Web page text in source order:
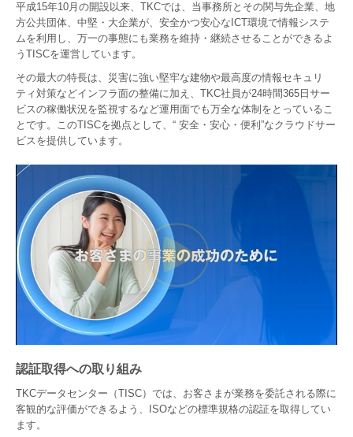
平成15年10月の開設以来、TKCでは、当事務所とその関与先企業、地
方公共団体、中堅・大企業が、安全かつ安心なICT環境で情報システ
ムを利用し、万一の事態にも業務を維持・継続させることができるよ
うTISCを運営しています。
その最大の特長は、災害に強い堅牢な建物や最高度の情報セキュリ
ティ対策などインフラ面の整備に加え、TKC社員が24時間365日サー
ビスの稼働状況を監視するなど運用面でも万全な体制をとっているこ
とです。このTISCを拠点として、“ 安全・安心・便利”なクラウドサー
ビスを提供しています。
認証取得への取り組み
TKCデータセンター（TISC）では、お客さまが業務を委託される際に
客観的な評価ができるよう、ISOなどの標準規格の認証を取得してい
ます。